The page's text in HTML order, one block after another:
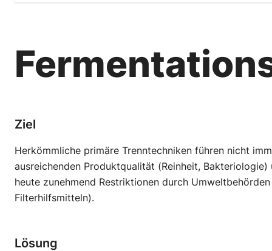
Ziel
Herkömmliche primäre Trenntechniken führen nicht
ausreichenden Produktqualität (Reinheit,
heute zunehmend Restriktionen durch
Filterhilfsmitteln).
Lösung